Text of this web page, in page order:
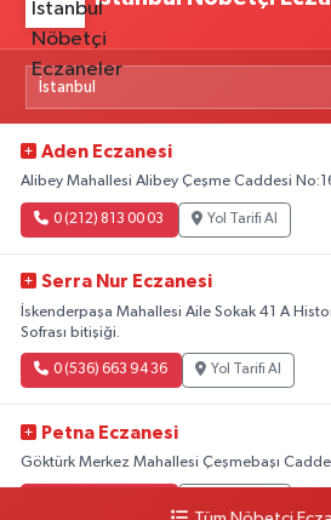
Aden Eczanesi
Alibey Mahallesi Alibey Çeşme Caddesi
0 (212) 813 00 03 Yol Tarifi Al
Serra Nur Eczanesi
İskenderpaşa Mahallesi Aile Sokak 41 A
Sofrası bitişiği.
0 (536) 663 94 36 Yol Tarifi Al
Petna Eczanesi
Göktürk Merkez Mahallesi Çeşmebaşı